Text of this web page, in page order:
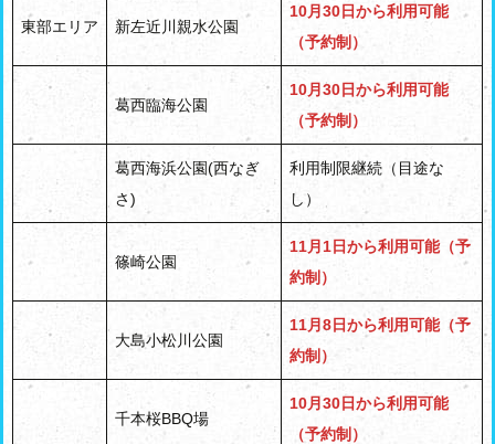
東部エリア 新左近川親水公園
10月30日から利用可能
（予約制）
葛西臨海公園
10月30日から利用可能
（予約制）
葛西海浜公園(西なぎ
さ)
利用制限継続（目途な
し）
篠崎公園
11月1日から利用可能（予
約制）
大島小松川公園
11月8日から利用可能（予
約制）
千本桜BBQ場
10月30日から利用可能
（予約制）